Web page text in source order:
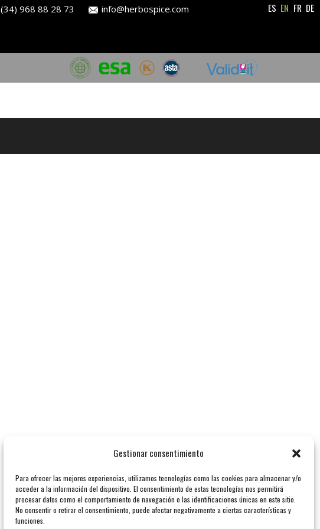
Gestionar consentimiento
Para ofrecer las mejores experiencias, utilizamos tecnologías como las cookies para almacenar y/o
acceder a la información del dispositivo. El consentimiento de estas tecnologías nos permitirá
procesar datos como el comportamiento de navegación o las identificaciones únicas en este sitio.
No consentir o retirar el consentimiento, puede afectar negativamente a ciertas características y
funciones.
ES EN FR DE
(34) 968 88 28 73 info@herbospice.com